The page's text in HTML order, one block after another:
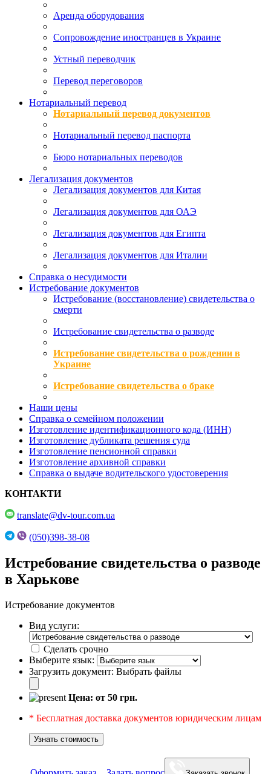
Аренда оборудования
Сопровождение иностранцев в Украине
Устный переводчик
Перевод переговоров
Нотариальный перевод
Нотариальный перевод документов
Нотариальный перевод паспорта
Бюро нотариальных переводов
Легализация документов
Легализация документов для Китая
Легализация документов для ОАЭ
Легализация документов для Египта
Легализация документов для Италии
Справка о несудимости
Истребование документов
Истребование (восстановление) свидетельства о
смерти
Истребование свидетельства о разводе
Истребование свидетельства о рождении в
Украине
Истребование свидетельства о браке
Наши цены
Справка о семейном положении
Изготовление идентификационного кода (ИНН)
Изготовление дубликата решения суда
Изготовление пенсионной справки
Изготовление архивной справки
Справка о выдаче водительского удостоверения
КОНТАКТИ
translate@dv-tour.com.ua
(050)398-38-08
Истребование свидетельства о разводе
в Харькове
Истребование документов
Вид услуги:
Сделать срочно
Выберите язык:
Загрузить документ: Выбрать файлы
Цена: от 50 грн.
* Бесплатная доставка документов юридическим лицам
Узнать стоимость